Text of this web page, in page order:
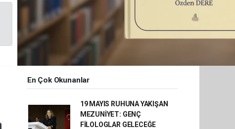
En Çok Okunanlar
19 MAYIS RUHUNA YAKIŞAN
MEZUNİYET: GENÇ
FİLOLOGLAR GELECEĞE